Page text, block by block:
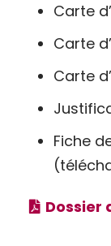
Carte
Carte
Carte
Fiche
Dossier